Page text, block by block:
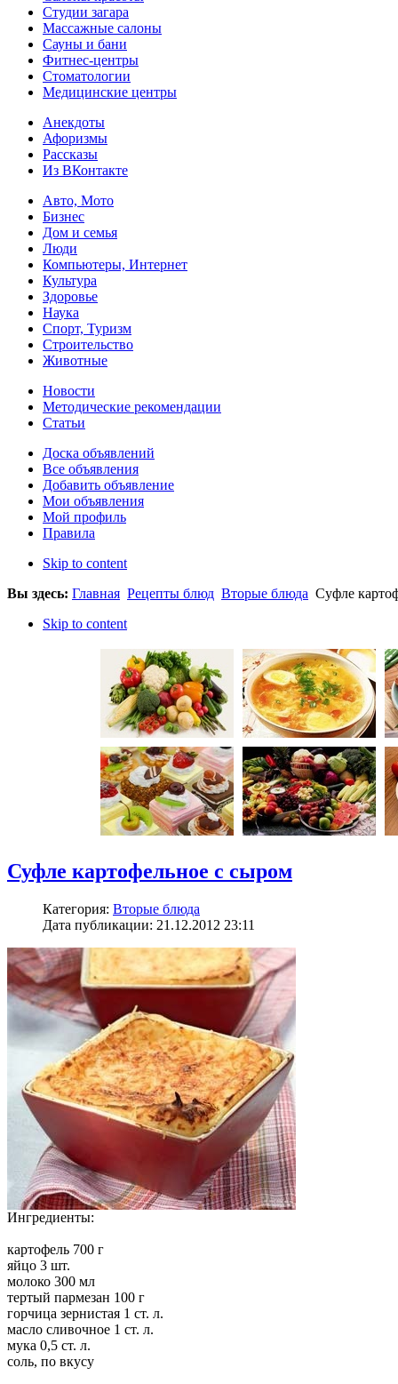
Студии загара
Массажные салоны
Сауны и бани
Фитнес-центры
Стоматологии
Медицинские центры
Анекдоты
Афоризмы
Рассказы
Из ВКонтакте
Авто, Мото
Бизнес
Дом и семья
Люди
Компьютеры, Интернет
Культура
Здоровье
Наука
Спорт, Туризм
Строительство
Животные
Новости
Методические рекомендации
Статьи
Доска объявлений
Все объявления
Добавить объявление
Мои объявления
Мой профиль
Правила
Skip to content
Вы здесь: Главная Рецепты блюд Вторые блюда Суфле
Skip to content
Суфле картофельное с сыром
Категория: Вторые блюда
Дата публикации: 21.12.2012 23:11
Ингредиенты:
картофель 700 г
яйцо 3 шт.
молоко 300 мл
тертый пармезан 100 г
горчица зернистая 1 ст. л.
масло сливочное 1 ст. л.
мука 0,5 ст. л.
соль, по вкусу